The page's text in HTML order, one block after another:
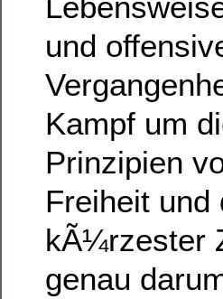
und
Kampf um
Prinzipien
Freiheit und
kÃ¼rzester
genau